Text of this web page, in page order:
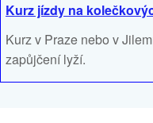
Kurz jízdy na
Kurz v Praze nebo v
zapůjčení lyží.